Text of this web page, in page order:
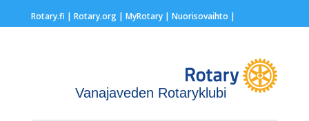
Rotary.fi | Rotary.org| MyRotary | Nuorisovaihto |
Vanajaveden Rotaryklubi